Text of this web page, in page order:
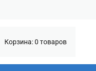
Корзина: 0 товаров